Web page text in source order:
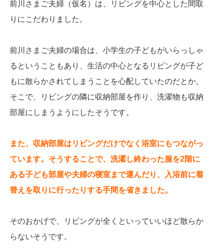
前川さまご夫婦（仮名）は、リビングを中心とした間取
りにこだわりました。
前川さまご夫婦の場合は、小学生の子どもがいらっしゃ
るということもあり、生活の中心となるリビングが子ど
もに散らかされてしまうことを心配していたのだとか。
そこで、リビングの隣に収納部屋を作り、洗濯物も収納
部屋にしまうようにしたそうです。
また、収納部屋はリビングだけでなく浴室にもつながっ
ています。そうすることで、洗濯し終わった服を2階に
ある子ども部屋や夫婦の寝室まで運んだり、入浴前に着
替えを取りに行ったりする手間を省きました。
そのおかげで、リビングが全くといっていいほど散らか
らないそうです。